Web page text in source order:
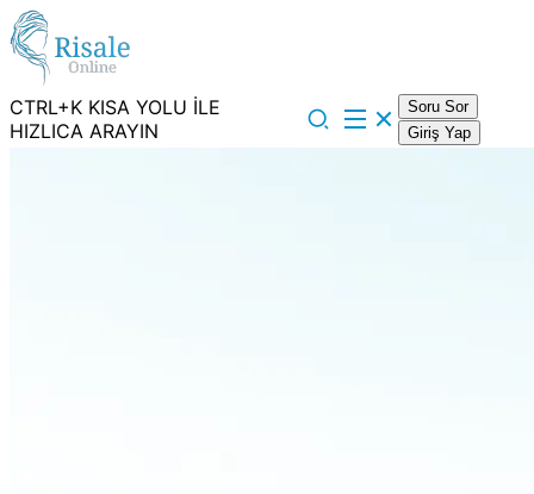
CTRL+K KISA YOLU İLE
HIZLICA ARAYIN
Soru Sor
Giriş Yap